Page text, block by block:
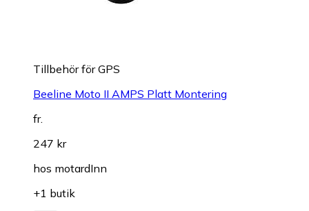
Tillbehör för GPS
Beeline Moto II AMPS Platt Montering
fr.
247 kr
hos motardInn
+1 butik